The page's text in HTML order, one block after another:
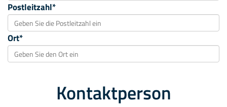
Postleitzahl*
Ort*
Kontaktperson